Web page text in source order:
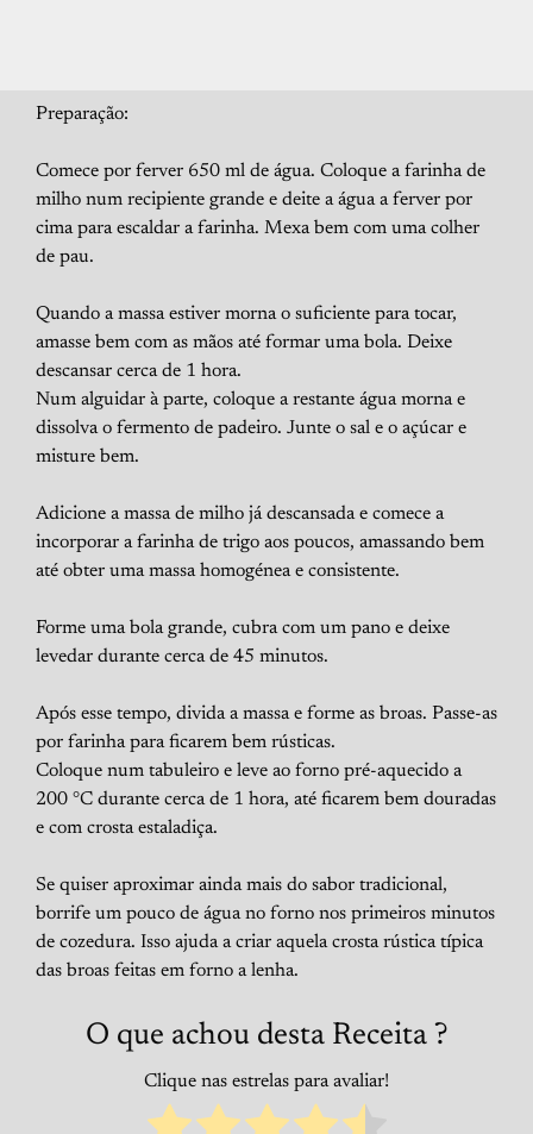
Preparação:
Comece por ferver 650 ml de água. Coloque a farinha de
milho num recipiente grande e deite a água a ferver por
cima para escaldar a farinha. Mexa bem com uma colher
de pau.
Quando a massa estiver morna o suficiente para tocar,
amasse bem com as mãos até formar uma bola. Deixe
descansar cerca de 1 hora.
Num alguidar à parte, coloque a restante água morna e
dissolva o fermento de padeiro. Junte o sal e o açúcar e
misture bem.
Adicione a massa de milho já descansada e comece a
incorporar a farinha de trigo aos poucos, amassando bem
até obter uma massa homogénea e consistente.
Forme uma bola grande, cubra com um pano e deixe
levedar durante cerca de 45 minutos.
Após esse tempo, divida a massa e forme as broas. Passe-as
por farinha para ficarem bem rústicas.
Coloque num tabuleiro e leve ao forno pré-aquecido a
200 °C durante cerca de 1 hora, até ficarem bem douradas
e com crosta estaladiça.
Se quiser aproximar ainda mais do sabor tradicional,
borrife um pouco de água no forno nos primeiros minutos
de cozedura. Isso ajuda a criar aquela crosta rústica típica
das broas feitas em forno a lenha.
O que achou desta Receita ?
Clique nas estrelas para avaliar!